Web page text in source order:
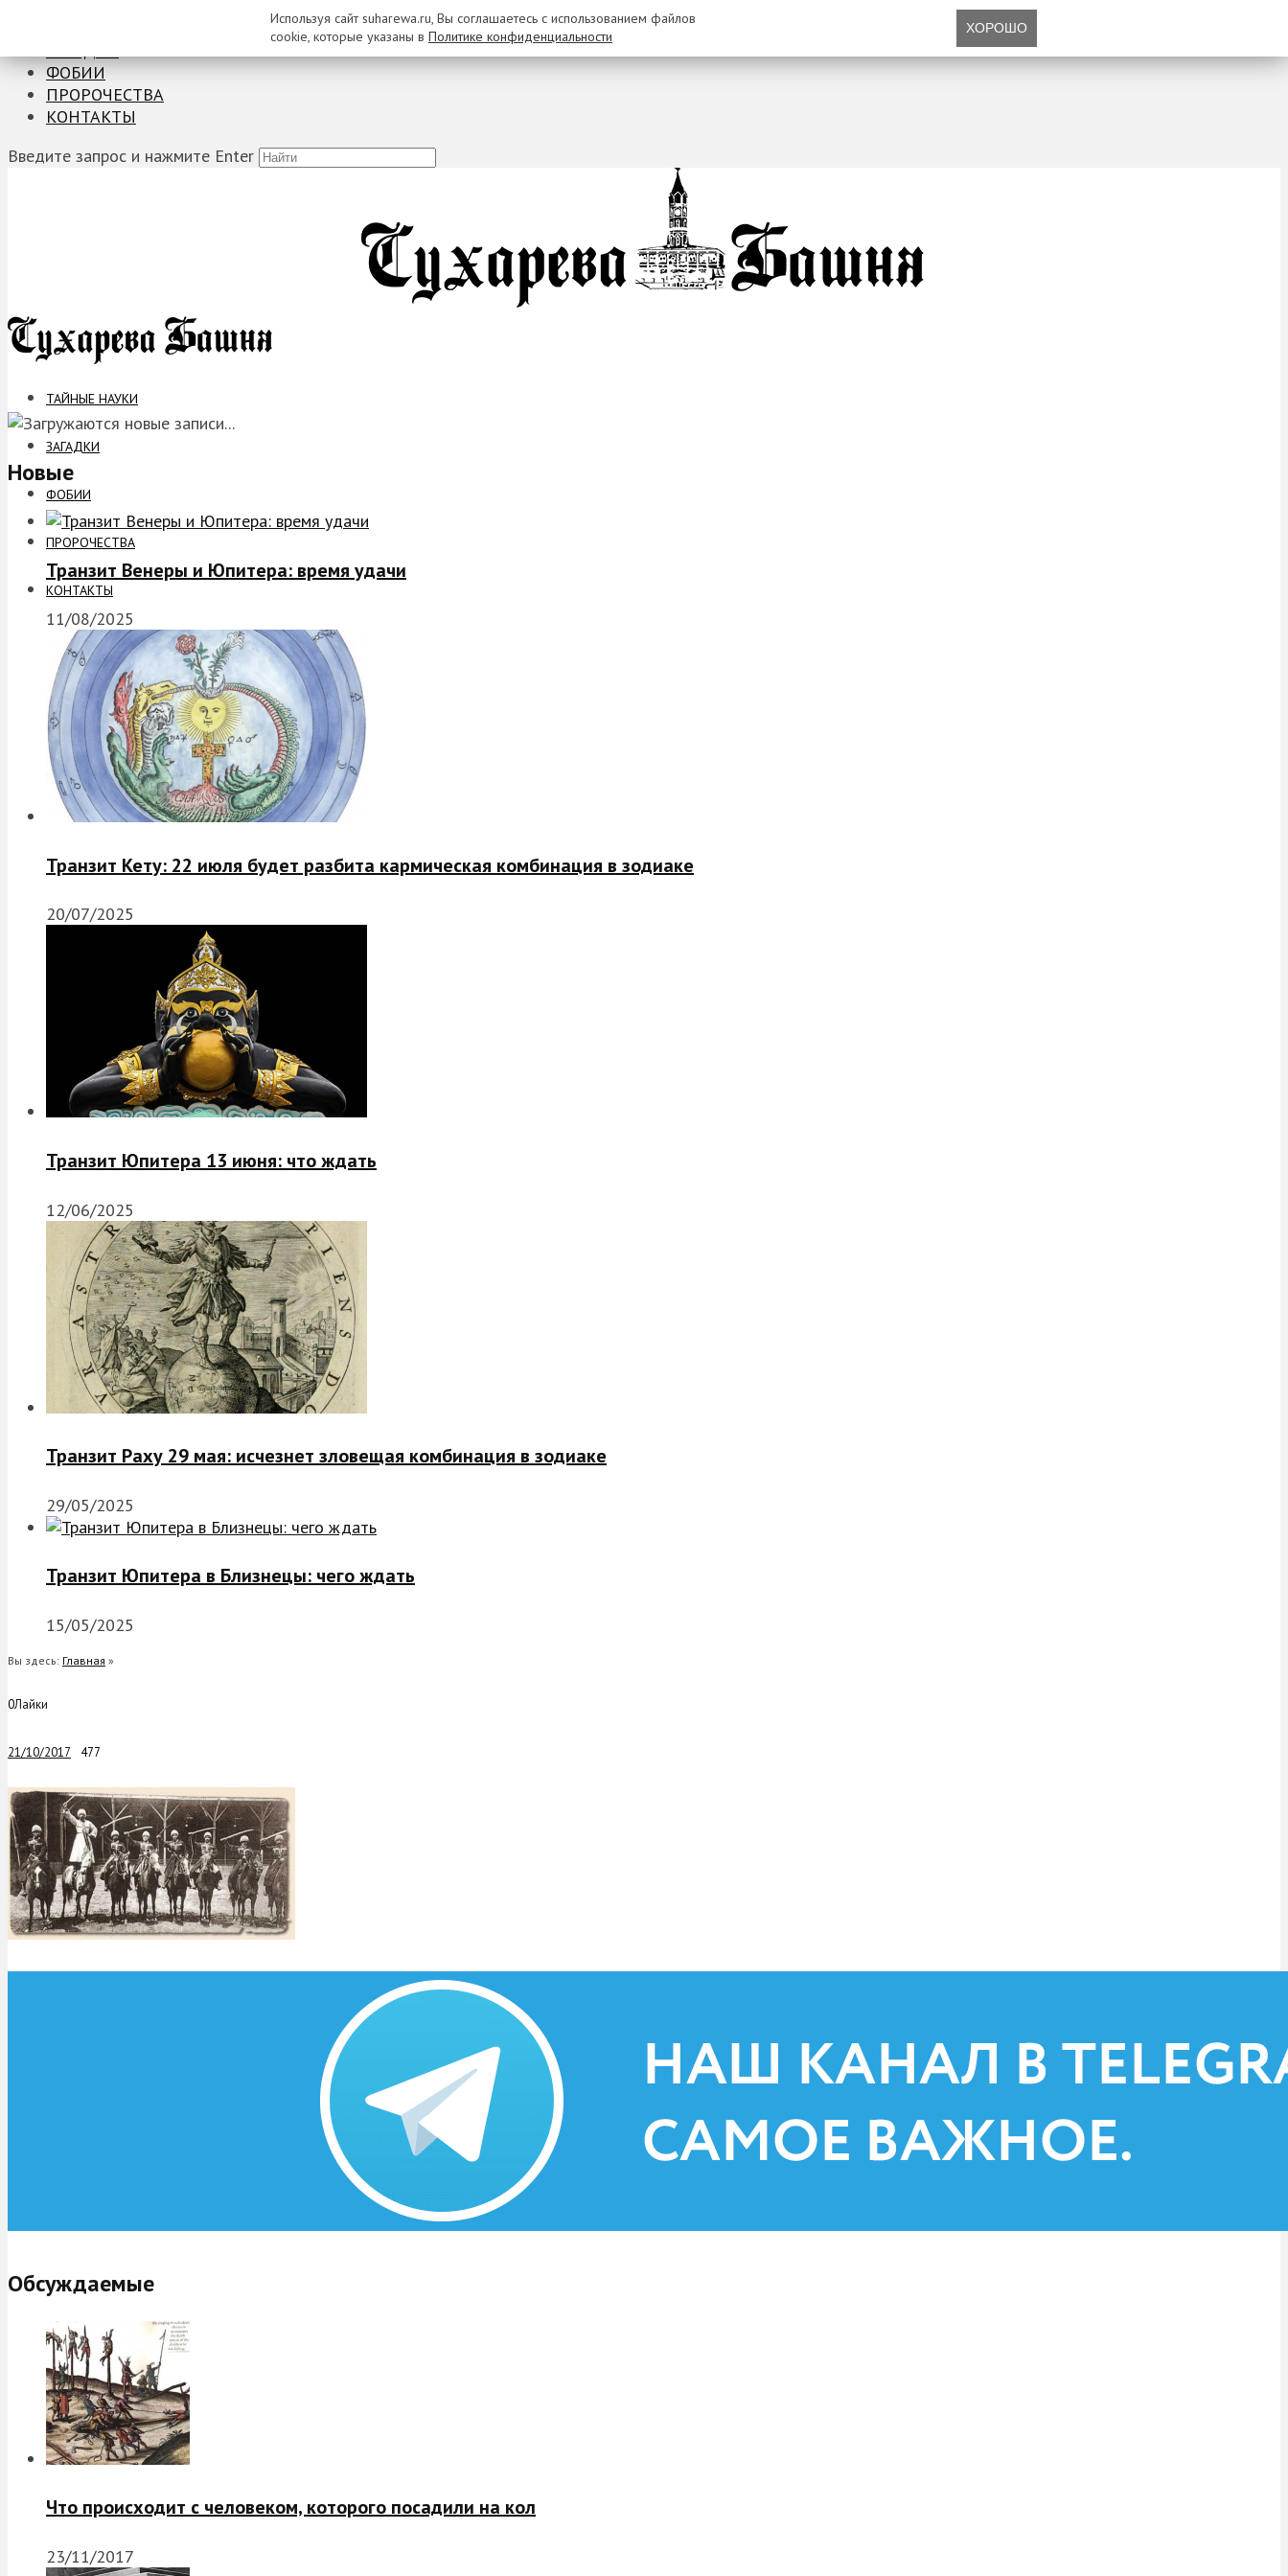
ФОБИИ
ПРОРОЧЕСТВА
КОНТАКТЫ
Введите запрос и нажмите Enter
ТАЙНЫЕ НАУКИ
ЗАГАДКИ
ФОБИИ
ПРОРОЧЕСТВА
КОНТАКТЫ
Новые
Транзит Венеры и Юпитера: время удачи
11/08/2025
Транзит Кету: 22 июля будет разбита кармическая комбинация в зодиаке
20/07/2025
Транзит Юпитера 13 июня: что ждать
12/06/2025
Транзит Раху 29 мая: исчезнет зловещая комбинация в зодиаке
29/05/2025
Транзит Юпитера в Близнецы: чего ждать
15/05/2025
Вы здесь: Главная »
0Лайки
21/10/2017 477
Обсуждаемые
Что происходит с человеком, которого посадили на кол
23/11/2017
Используя сайт suharewa.ru, Вы соглашаетесь с использованием файлов
cookie, которые указаны в Политике конфиденциальности ХОРОШО